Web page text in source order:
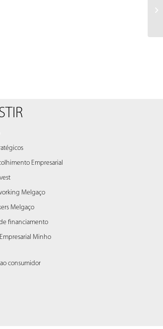
Empresarial
Melgaço
Melgaço
financiamento
Minho
consumidor